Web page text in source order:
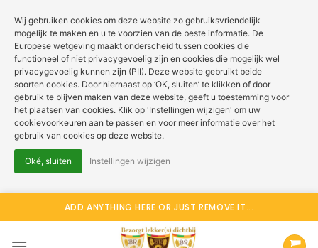
naar
ADD ANYTHING HERE OR JUST REMOVE IT...
Wij gebruiken cookies om deze website zo gebruiksvriendelijk
mogelijk te maken en u te voorzien van de beste informatie. De
Europese wetgeving maakt onderscheid tussen cookies die
functioneel of niet privacygevoelig zijn en cookies die mogelijk wel
privacygevoelig kunnen zijn (PII). Deze website gebruikt beide
soorten cookies. Door hiernaast op ‘OK, sluiten’ te klikken of door
gebruik te blijven maken van deze website, geeft u toestemming voor
het plaatsen van cookies. Klik op 'Instellingen wijzigen' om uw
cookievoorkeuren aan te passen en voor meer informatie over het
gebruik van cookies op deze website.
Oké, sluiten Instellingen wijzigen